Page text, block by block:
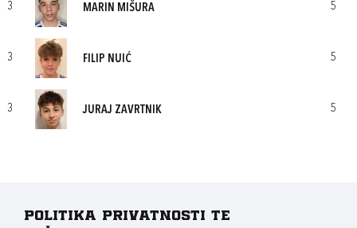
3 MARIN MIŠURA 5
3 FILIP NUIĆ 5
3 JURAJ ZAVRTNIK 5
Politika privatnosti te